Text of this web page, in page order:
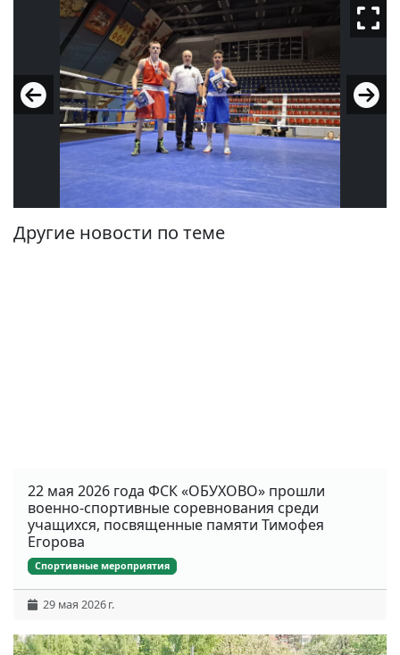
Другие новости по теме
22 мая 2026 года ФСК «ОБУХОВО» прошли
военно-спортивные соревнования среди
учащихся, посвященные памяти Тимофея
Егорова
Спортивные мероприятия
29 мая 2026 г.